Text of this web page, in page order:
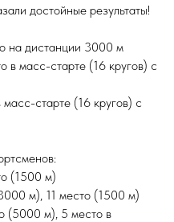
достойные результаты!
на дистанции 3000 м
масс-старте (16 кругов) с
старте (16 кругов) с
(1500 м)
м), 11 место (1500 м)
(5000 м), 5 место в